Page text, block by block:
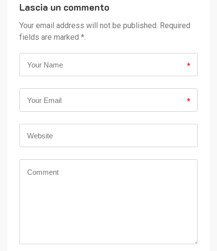
Lascia un commento
Your email address will not be published. Required
fields are marked *.
*
*